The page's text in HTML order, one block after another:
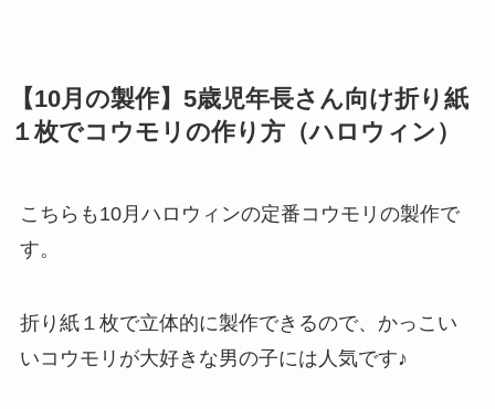
【10月の製作】5歳児年長さん向け折り紙
１枚でコウモリの作り方（ハロウィン）
こちらも10月ハロウィンの定番コウモリの製作で
す。
折り紙１枚で立体的に製作できるので、かっこい
いコウモリが大好きな男の子には人気です♪